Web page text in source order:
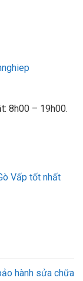
8h00 – 19h00.
Vấp tốt nhất
hành sửa chữa